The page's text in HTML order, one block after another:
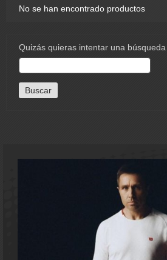
No se han encontrado productos
Quizás quieras intentar una